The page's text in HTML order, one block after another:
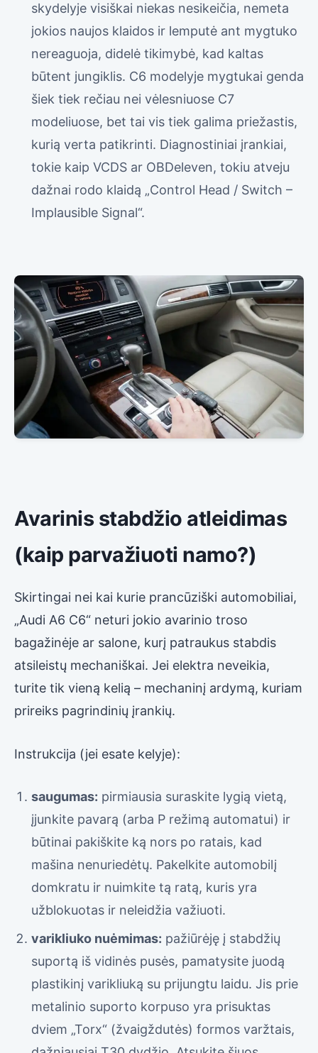
skydelyje visiškai niekas nesikeičia, nemeta
jokios naujos klaidos ir lemputė ant mygtuko
nereaguoja, didelė tikimybė, kad kaltas
būtent jungiklis. C6 modelyje mygtukai genda
šiek tiek rečiau nei vėlesniuose C7
modeliuose, bet tai vis tiek galima priežastis,
kurią verta patikrinti. Diagnostiniai įrankiai,
tokie kaip VCDS ar OBDeleven, tokiu atveju
dažnai rodo klaidą „Control Head / Switch –
Implausible Signal“.
Avarinis stabdžio atleidimas
(kaip parvažiuoti namo?)
Skirtingai nei kai kurie prancūziški automobiliai,
„Audi A6 C6“ neturi jokio avarinio troso
bagažinėje ar salone, kurį patraukus stabdis
atsileistų mechaniškai. Jei elektra neveikia,
turite tik vieną kelią – mechaninį ardymą, kuriam
prireiks pagrindinių įrankių.
Instrukcija (jei esate kelyje):
saugumas: pirmiausia suraskite lygią vietą,
įjunkite pavarą (arba P režimą automatui) ir
būtinai pakiškite ką nors po ratais, kad
mašina nenuriedėtų. Pakelkite automobilį
domkratu ir nuimkite tą ratą, kuris yra
užblokuotas ir neleidžia važiuoti.
varikliuko nuėmimas: pažiūrėję į stabdžių
suportą iš vidinės pusės, pamatysite juodą
plastikinį varikliuką su prijungtu laidu. Jis prie
metalinio suporto korpuso yra prisuktas
dviem „Torx“ (žvaigždutės) formos varžtais,